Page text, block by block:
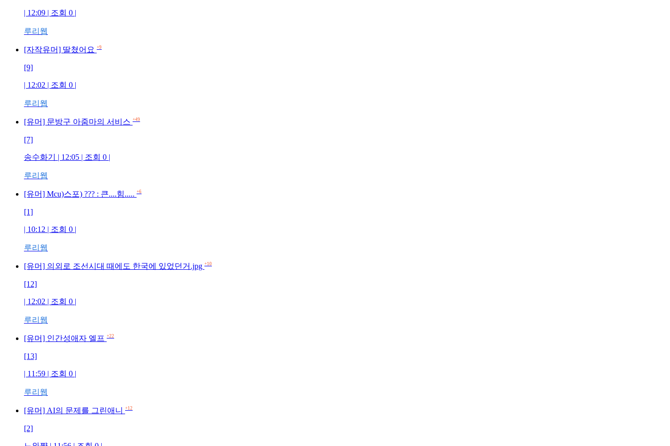
| 12:09 | 조회 0 |
루리웹
[자작유머] 딸쳤어요 +9
[9]
| 12:02 | 조회 0 |
루리웹
[유머] 문방구 아줌마의 서비스 +49
[7]
송수화기 | 12:05 | 조회 0 |
루리웹
[유머] Mcu)스포) ??? : 큰....힘..... +6
[1]
| 10:12 | 조회 0 |
루리웹
[유머] 의외로 조선시대 때에도 한국에 있었던거.jpg +10
[12]
| 12:02 | 조회 0 |
루리웹
[유머] 인간성애자 엘프 +22
[13]
| 11:59 | 조회 0 |
루리웹
[유머] AI의 문제를 그린애니 +12
[2]